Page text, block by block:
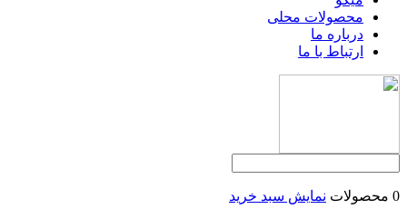
محصولات محلی
درباره ما
ارتباط با ما
0 محصولات نمایش سبد خرید